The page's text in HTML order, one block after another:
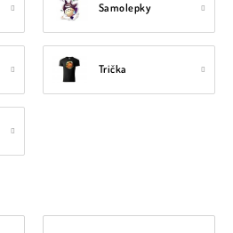
Samolepky
Trička